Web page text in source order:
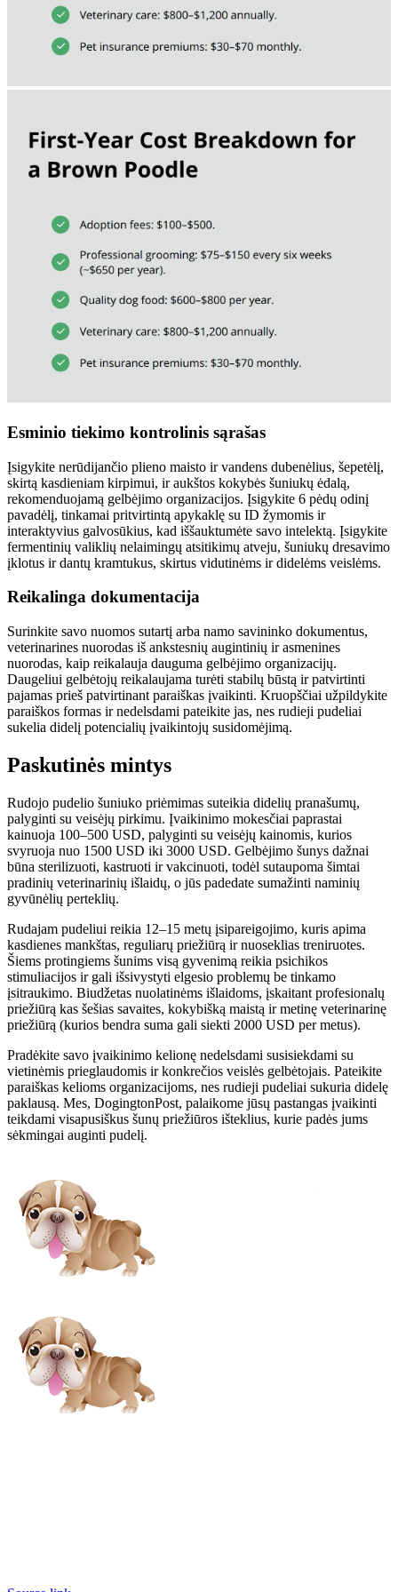
Esminio tiekimo kontrolinis sąrašas
Įsigykite nerūdijančio plieno maisto ir vandens dubenėlius, šepetėlį,
skirtą kasdieniam kirpimui, ir aukštos kokybės šuniukų ėdalą,
rekomenduojamą gelbėjimo organizacijos. Įsigykite 6 pėdų odinį
pavadėlį, tinkamai pritvirtintą apykaklę su ID žymomis ir
interaktyvius galvosūkius, kad iššauktumėte savo intelektą. Įsigykite
fermentinių valiklių nelaimingų atsitikimų atveju, šuniukų dresavimo
įklotus ir dantų kramtukus, skirtus vidutinėms ir didelėms veislėms.
Reikalinga dokumentacija
Surinkite savo nuomos sutartį arba namo savininko dokumentus,
veterinarines nuorodas iš ankstesnių augintinių ir asmenines
nuorodas, kaip reikalauja dauguma gelbėjimo organizacijų.
Daugeliui gelbėtojų reikalaujama turėti stabilų būstą ir patvirtinti
pajamas prieš patvirtinant paraiškas įvaikinti. Kruopščiai užpildykite
paraiškos formas ir nedelsdami pateikite jas, nes rudieji pudeliai
sukelia didelį potencialių įvaikintojų susidomėjimą.
Paskutinės mintys
Rudojo pudelio šuniuko priėmimas suteikia didelių pranašumų,
palyginti su veisėjų pirkimu. Įvaikinimo mokesčiai paprastai
kainuoja 100–500 USD, palyginti su veisėjų kainomis, kurios
svyruoja nuo 1500 USD iki 3000 USD. Gelbėjimo šunys dažnai
būna sterilizuoti, kastruoti ir vakcinuoti, todėl sutaupoma šimtai
pradinių veterinarinių išlaidų, o jūs padedate sumažinti naminių
gyvūnėlių perteklių.
Rudajam pudeliui reikia 12–15 metų įsipareigojimo, kuris apima
kasdienes mankštas, reguliarų priežiūrą ir nuoseklias treniruotes.
Šiems protingiems šunims visą gyvenimą reikia psichikos
stimuliacijos ir gali išsivystyti elgesio problemų be tinkamo
įsitraukimo. Biudžetas nuolatinėms išlaidoms, įskaitant profesionalų
priežiūrą kas šešias savaites, kokybišką maistą ir metinę veterinarinę
priežiūrą (kurios bendra suma gali siekti 2000 USD per metus).
Pradėkite savo įvaikinimo kelionę nedelsdami susisiekdami su
vietinėmis prieglaudomis ir konkrečios veislės gelbėtojais. Pateikite
paraiškas kelioms organizacijoms, nes rudieji pudeliai sukuria didelę
paklausą. Mes, DogingtonPost, palaikome jūsų pastangas įvaikinti
teikdami visapusiškus šunų priežiūros išteklius, kurie padės jums
sėkmingai auginti pudelį.